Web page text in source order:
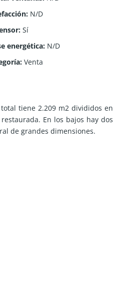
: N/D
: Sí
energética: N/D
: Venta
tiene 2.209 m2 divididos en
En los bajos hay dos
de grandes dimensiones.